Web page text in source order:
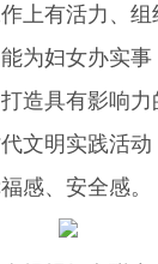
上有活力、组
为妇女办实
造具有影响
文明实践活
感、安全感。